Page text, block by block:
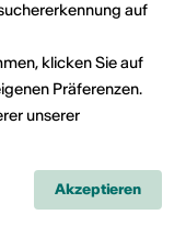
sous les
auf
klicken Sie auf
Präferenzen.
unserer
Akzeptieren